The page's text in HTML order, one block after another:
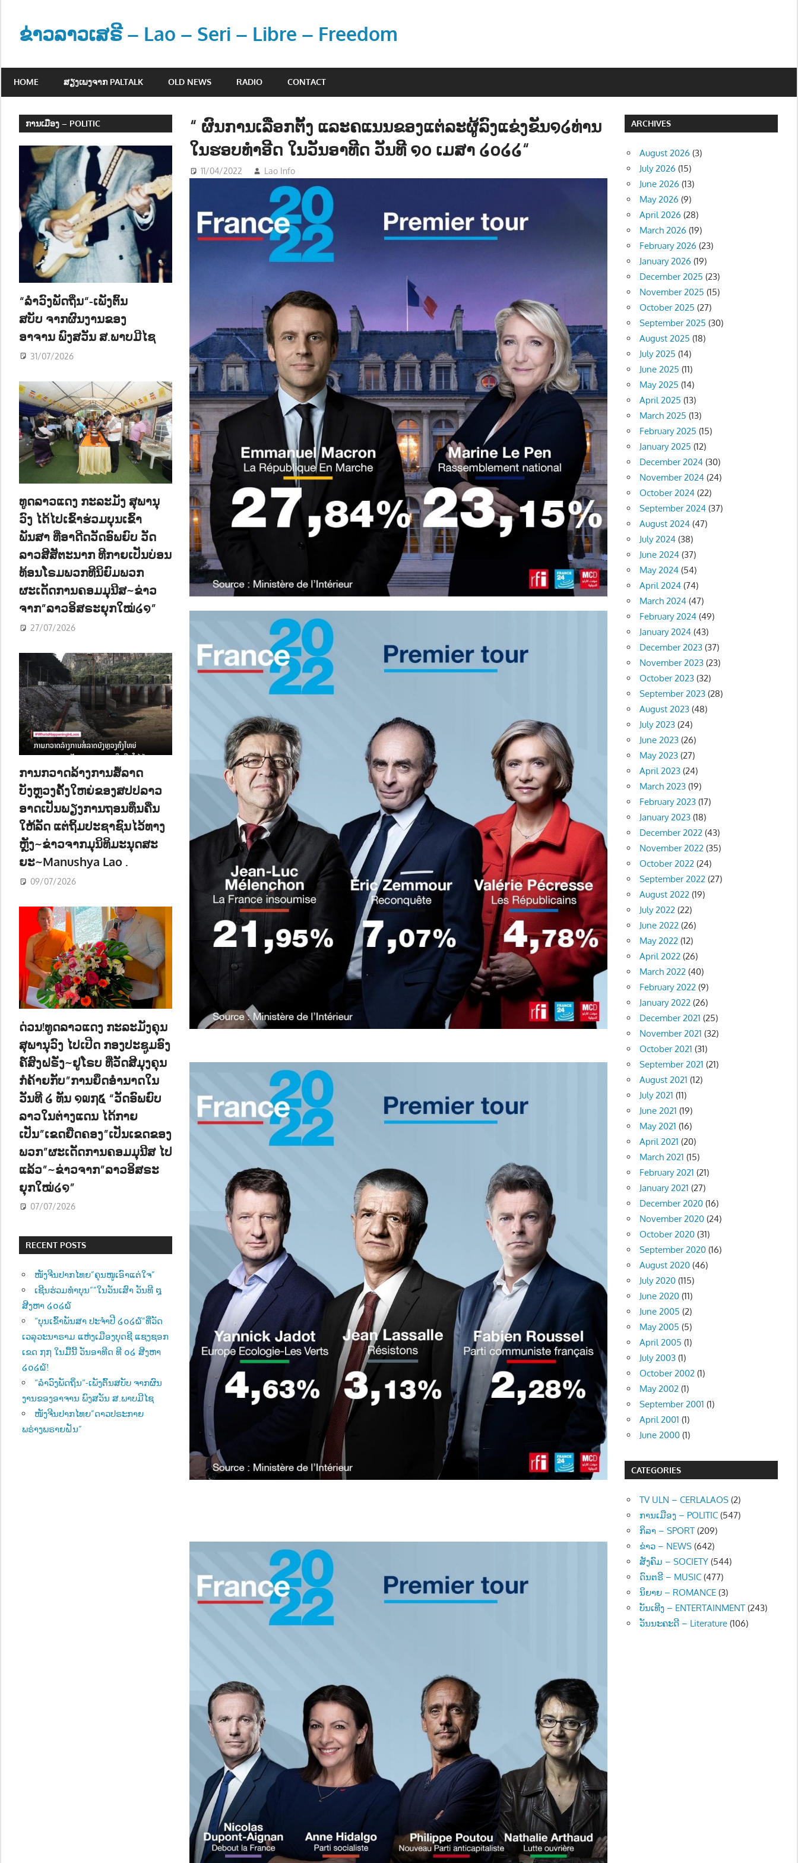
contentຂ່າວລາວເສຣີ – Lao – Seri – Libre – Freedom
ວ
ະ
ຂ່
າ
ວ
າ
HOME ສຽງເພງຈາກ PALTALK OLD NEWS RADIO CONTACT
“ ຜົນການເລືອກຕັ້ງ ແລະຄແນນຂອງແຕ່ລະຜູ້ລົງແຂ່ງຂັນ໑໒ທ່ານ
ໃນຮອບທຳອີດ ໃນວັນອາທີດ ວັນທີ ໑໐ ເມສາ ໒໐໒໒“
11/04/2022 Lao Info
ການເມືອງ – POLITIC
“ລຳວົງພັດຖິ່ນ“-ເພັງຕົ້ນ
ສບັບ ຈາກຜົນງານຂອງ
ອາຈານ ພົງສວັນ ສ.ພາບມີໄຊ
31/07/2026
ທູດລາວແດງ ກະລະມັງ ສຸພານຸ
ວົງ ໄດ້ໄປເຂົ້າຮ່ວມບຸນເຂົ້າ
ພັນສາ ທີ່ອາດີດວັດອົພຍົບ ວັດ
ລາວສີສັຕະນາກ ທີກາຍເປັນບ່ອນ
ທ້ອນໂຣມພວກທີນິຍົມພວກ
ຜະເດັດການຄອມມຸນີສ~ຂ່າວ
ຈາກ”ລາວອິສຣະຍຸກໃໝ່໒໑”
27/07/2026
ການກວາດລ້າງການສໍ້ລາດ
ບັງຫຼວງຄັ້ງໃຫຍ່ຂອງສປປລາວ
ອາດເປັນພຽງການຖອນທຶນຄືນ
ໃຫ້ລັດ ແຕ່ຖິ້ມປະຊາຊົນໄວ້ທາງ
ຫຼັງ~ຂ່າວຈາກມຸນິທິມະນຸດສະ
ຍະ~Manushya Lao .
09/07/2026
ດ່ວນ!ທູດລາວແດງ ກະລະມັງຄຸນ
ສຸພານຸວົງ ໄປເປີດ ກອງປະຊູມອົງ
ຄ໌ສົງຝຣັ່ງ~ຢູໂຣບ ທີ່ວັດສີມຸງຄຸນ
ກໍຄ້າຍກັບ”ການຍຶດອຳນາດໃນ
ວັນທີ ໒ ທັນ ໑໙໗໕ “ວັດອົພຍົບ
ລາວໃນຕ່າງແດນ ໄດ້ກາຍ
ເປັນ”ເຂດຍືດຄອງ”ເປັນເຂດຂອງ
ພວກ”ຜະເດັດການຄອມມຸນີສ ໄປ
ແລ້ວ”~ຂ່າວຈາກ”ລາວອິສຣະ
ຍຸກໃໝ່໒໑”
07/07/2026
RECENT POSTS
ໜັງຈີນປາກໄທຍ”ຄຸນໜູເອົາແຕ່ໃຈ”
ເຊີນຮ່ວມທຳບຸນ””ໃນວັນເສົາ ວັນທີ ໘
ສີງຫາ ໒໐໒໖
“ບຸນເຂົ້າພັນສາ ປະຈຳປີ ໒໐໒໖”ທີ່ວັດ
ເວລຸວະນາຣາມ ແຫ່ງເມືອງບຸດຊີ ແຊງຊອກ
ເຂດ ໗໗ ໃນມື້ນີ້ ວັນອາທີດ ທີ ໐໒ ສີງຫາ
໒໐໒໖!
“ລຳວົງພັດຖິ່ນ“-ເພັງຕົ້ນສບັບ ຈາກຜົນ
ງານຂອງອາຈານ ພົງສວັນ ສ.ພາບມີໄຊ
ໜັງຈີນປາກໄທຍ”ດາວປຣະກາຍ
ພຣ່າງພຣາຍຝັນ”
ARCHIVES
August 2026 (3)
July 2026 (15)
June 2026 (13)
May 2026 (9)
April 2026 (28)
March 2026 (19)
February 2026 (23)
January 2026 (19)
December 2025 (23)
November 2025 (15)
October 2025 (27)
September 2025 (30)
August 2025 (18)
July 2025 (14)
June 2025 (11)
May 2025 (14)
April 2025 (13)
March 2025 (13)
February 2025 (15)
January 2025 (12)
December 2024 (30)
November 2024 (24)
October 2024 (22)
September 2024 (37)
August 2024 (47)
July 2024 (38)
June 2024 (37)
May 2024 (54)
April 2024 (74)
March 2024 (47)
February 2024 (49)
January 2024 (43)
December 2023 (37)
November 2023 (23)
October 2023 (32)
September 2023 (28)
August 2023 (48)
July 2023 (24)
June 2023 (26)
May 2023 (27)
April 2023 (24)
March 2023 (19)
February 2023 (17)
January 2023 (18)
December 2022 (43)
November 2022 (35)
October 2022 (24)
September 2022 (27)
August 2022 (19)
July 2022 (22)
June 2022 (26)
May 2022 (12)
April 2022 (26)
March 2022 (40)
February 2022 (9)
January 2022 (26)
December 2021 (25)
November 2021 (32)
October 2021 (31)
September 2021 (21)
August 2021 (12)
July 2021 (11)
June 2021 (19)
May 2021 (16)
April 2021 (20)
March 2021 (15)
February 2021 (21)
January 2021 (27)
December 2020 (16)
November 2020 (24)
October 2020 (31)
September 2020 (16)
August 2020 (46)
July 2020 (115)
June 2020 (11)
June 2005 (2)
May 2005 (5)
April 2005 (1)
July 2003 (1)
October 2002 (1)
May 2002 (1)
September 2001 (1)
April 2001 (1)
June 2000 (1)
CATEGORIES
TV ULN – CERLALAOS (2)
ການເມືອງ – POLITIC (547)
ກິລາ – SPORT (209)
ຂ່າວ – NEWS (642)
ສັງຄົມ – SOCIETY (544)
ດົນຕຣີ – MUSIC (477)
ນິຍາຍ – ROMANCE (3)
ບັນເທີງ – ENTERTAINMENT (243)
ວັນນະຄະດີ – Literature (106)